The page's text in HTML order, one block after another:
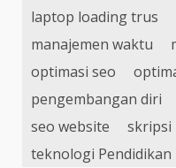
laptop loading trus
manajemen waktu
optimasi seo
pengembangan diri
seo website
skripsi
teknologi Pendidikan